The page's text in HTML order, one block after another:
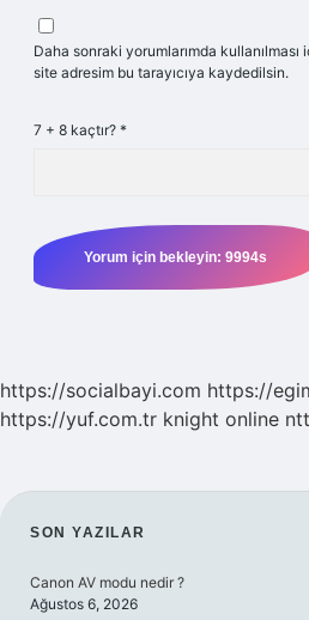
Daha sonraki yorumlarımda
site adresim bu tarayıcıya kaydedilsin.
7 + 8 kaçtır? *
https://socialbayi.com https://
https://yuf.com.tr knight online
SIDEBAR
SON YAZILAR
Canon AV modu nedir ?
Ağustos 6, 2026